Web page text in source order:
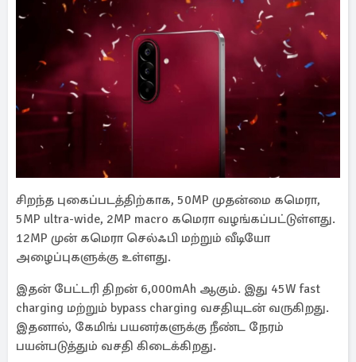
சிறந்த புகைப்படத்திற்காக, 50MP முதன்மை கமெரா,
5MP ultra-wide, 2MP macro கமெரா வழங்கப்பட்டுள்ளது.
12MP முன் கமெரா செல்ஃபி மற்றும் வீடியோ
அழைப்புகளுக்கு உள்ளது.
இதன் பேட்டரி திறன் 6,000mAh ஆகும். இது 45W fast
charging மற்றும் bypass charging வசதியுடன் வருகிறது.
இதனால், கேமிங் பயனர்களுக்கு நீண்ட நேரம்
பயன்படுத்தும் வசதி கிடைக்கிறது.